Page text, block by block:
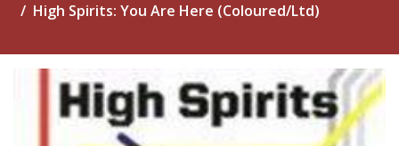
High Spirits: You Are Here (Coloured/Ltd)